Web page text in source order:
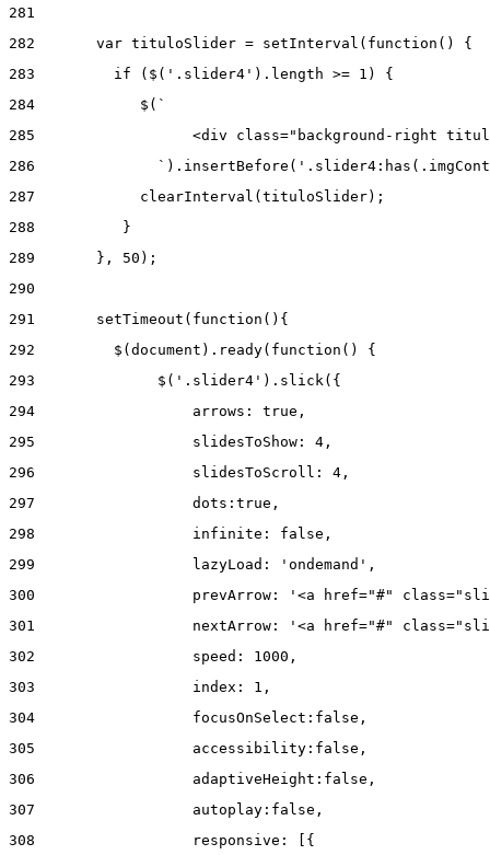
281
282
       var tituloSlider = setInterval(function() {
283
         if ($('.slider4').length >= 1) {
284
            $(`
285
<div class="background-right
286
287
            clearInterval(tituloSlider);
288
          }
289
       }, 50);
290
291
       setTimeout(function(){
292
         $(document).ready(function() {
293
              $('.slider4').slick({
294
                  arrows: true,
295
                  slidesToShow: 4,
296
                  slidesToScroll: 4,
297
                  dots:true,
298
                  infinite: false,
299
                  lazyLoad: 'ondemand',
300
prevArrow: '<a href="#"
301
nextArrow: '<a href="#"
302
                  speed: 1000,
303
                  index: 1,
304
                  focusOnSelect:false,
305
                  accessibility:false,
306
                  adaptiveHeight:false,
307
                  autoplay:false,
308
                  responsive: [{